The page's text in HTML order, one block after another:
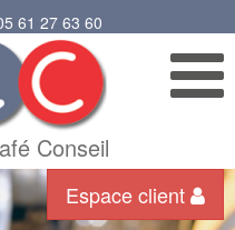
61 27 63 60
Conseil
Espace client